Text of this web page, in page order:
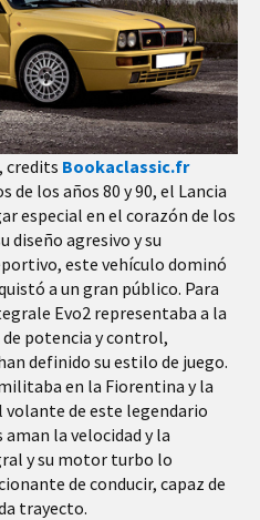
credits Bookaclassic.fr
de los años 80 y 90, el Lancia
especial en el corazón de los
diseño agresivo y su
este vehículo dominó
a un gran público. Para
Evo2 representaba a la
potencia y control,
definido su estilo de juego.
en la Fiorentina y la
de este legendario
la velocidad y la
y su motor turbo lo
de conducir, capaz de
trayecto.